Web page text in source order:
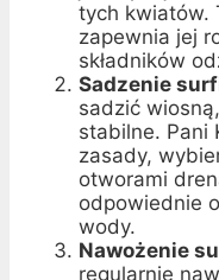
tych kwiatów.
zapewnia jej
składników
Sadzenie
sadzić
stabilne. Pani
zasady,
otworami
odpowiednie
wody.
Nawożenie
regularnie